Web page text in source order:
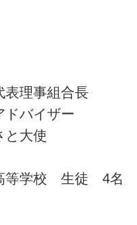
理事組合長
バイザー
大使
等学校 生徒 4名